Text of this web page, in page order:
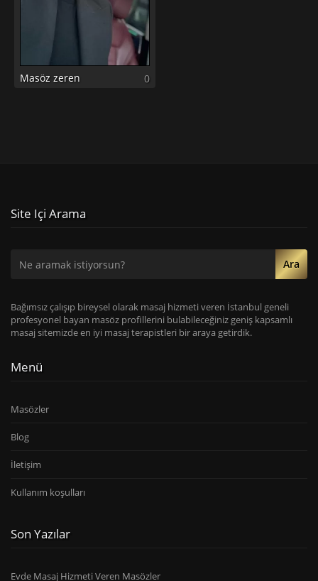
Masöz zeren 0
Site Içi Arama
Ara
Bağımsız çalışıp bireysel olarak masaj hizmeti veren İstanbul geneli
profesyonel bayan masöz profillerini bulabileceğiniz geniş kapsamlı
masaj sitemizde en iyi masaj terapistleri bir araya getirdik.
Menü
Masözler
Blog
İletişim
Kullanım koşulları
Son Yazılar
Evde Masaj Hizmeti Veren Masözler